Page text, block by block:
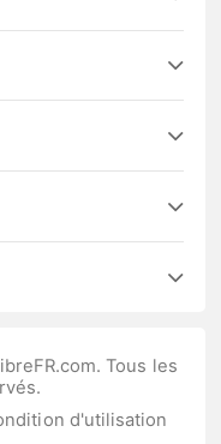
Tous les
d'utilisation